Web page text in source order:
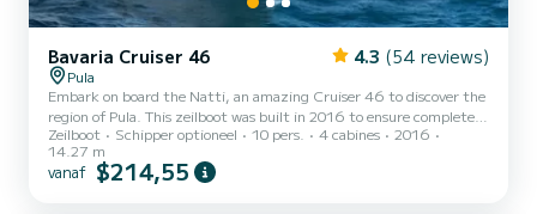
Bavaria Cruiser 46 4.3 (54 reviews)
Pula
Embark on board the Natti, an amazing Cruiser 46 to discover the
region of Pula. This zeilboot was built in 2016 to ensure complete
comfort and performance at sea. You are going to have an
exceptional cruise on this zeilboot of 14 meters. You will be able to
accommodate up to 10 passengers when cruising and take
Zeilboot Schipper optioneel 10 pers. 4 cabines
2016
14.27 m
vanaf $214,55